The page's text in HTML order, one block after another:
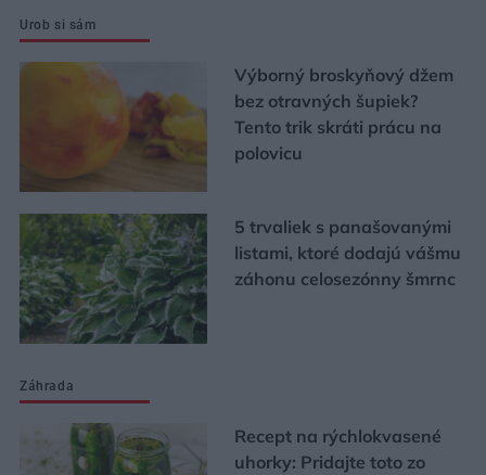
Urob si sám
Výborný broskyňový džem
bez otravných šupiek?
Tento trik skráti prácu na
polovicu
5 trvaliek s panašovanými
listami, ktoré dodajú vášmu
záhonu celosezónny šmrnc
Záhrada
Recept na rýchlokvasené
uhorky: Pridajte toto zo